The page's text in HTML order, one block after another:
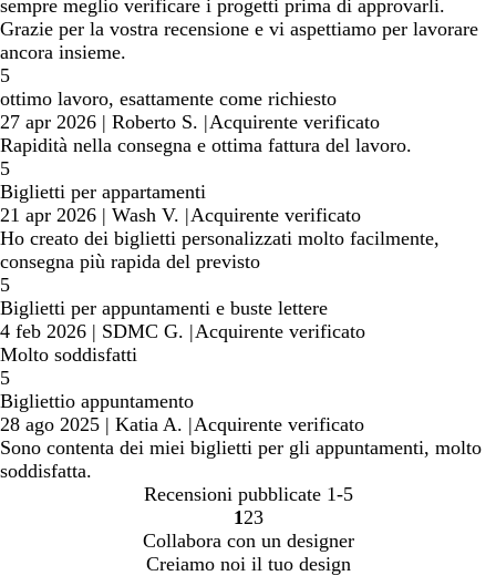
sempre meglio verificare i progetti prima di approvarli.
Grazie per la vostra recensione e vi aspettiamo per lavorare
ancora insieme.
5
ottimo lavoro, esattamente come richiesto
27 apr 2026 | Roberto S. |Acquirente verificato
Rapidità nella consegna e ottima fattura del lavoro.
5
Biglietti per appartamenti
21 apr 2026 | Wash V. |Acquirente verificato
Ho creato dei biglietti personalizzati molto facilmente,
consegna più rapida del previsto
5
Biglietti per appuntamenti e buste lettere
4 feb 2026 | SDMC G. |Acquirente verificato
Molto soddisfatti
5
Bigliettio appuntamento
28 ago 2025 | Katia A. |Acquirente verificato
Sono contenta dei miei biglietti per gli appuntamenti, molto
soddisfatta.
Recensioni pubblicate 1-5
Vai
alla
pagina
1 Vai
alla
pagina
2Vai
alla
pagina
3
Collabora con un designer
Creiamo noi il tuo design